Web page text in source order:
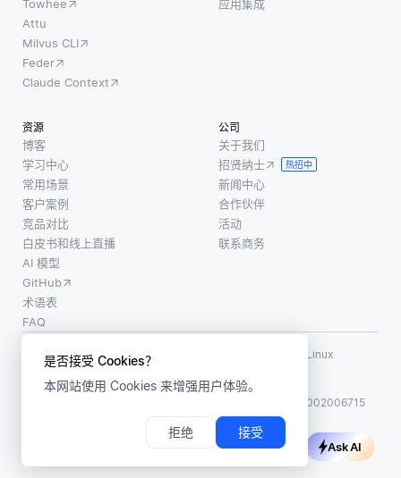
是否接受 Cookies？
本网站使用 Cookies 来增强用户体验。
拒绝 接受
Towhee
Attu
Milvus CLI
Feder
Claude Context
应用集成
资源
博客
学习中心
常用场景
客户案例
竞品对比
白皮书和线上直播
AI 模型
GitHub
术语表
FAQ
公司
关于我们
招贤纳士
热招中
新闻中心
合作伙伴
活动
联系商务
使用条款·个人信息保护政策·数据安全政策
LF AI、LF AI & Data、Milvus，以及相关的开源项目名称为 Linux
Foundation 所有商标
版权所有 ©2026 上海赜睿信息科技有限公司保留所有权利
沪公网安备31011002006715
Ask AI